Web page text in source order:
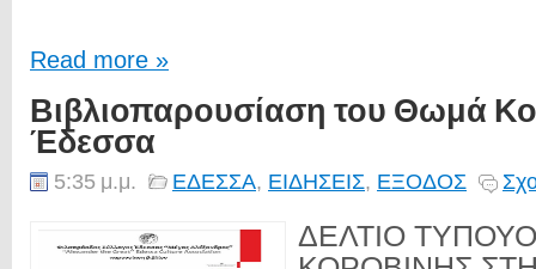
Read more »
Βιβλιοπαρουσίαση του Θωμά
Έδεσσα
5:35 μ.μ. ΕΔΕΣΣΑ, ΕΙΔΗΣΕΙΣ, ΕΞΟΔΟΣ
ΔΕΛΤΙΟ